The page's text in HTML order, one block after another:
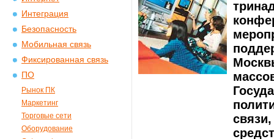
Интеграция
Безопасность
Мобильная связь
Фиксированная связь
ПО
Рынок ПК
Маркетинг
Торговые сети
Оборудование